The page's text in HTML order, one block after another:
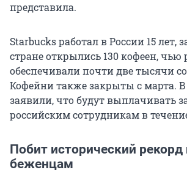
представила.
Starbucks работал в России 15 лет,
стране открылись 130 кофеен, чью
обеспечивали почти две тысячи
Кофейни также закрыты с марта. В
заявили, что будут выплачивать
российским сотрудникам в
Побит исторический рекорд
беженцам